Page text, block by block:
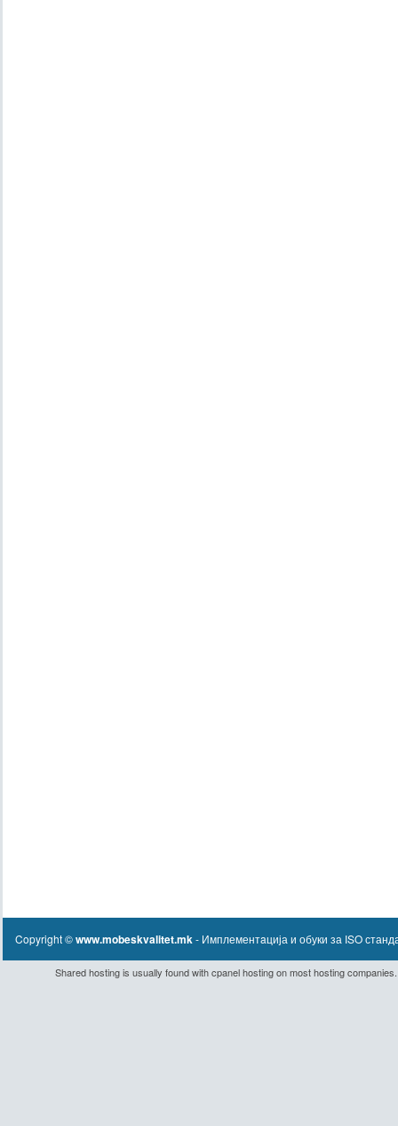
Copyright ©www.mobeskvalitet.mk- Имплементaција и обуки за ISO
Shared hostingis usually found withcpanel hostingon most hosting